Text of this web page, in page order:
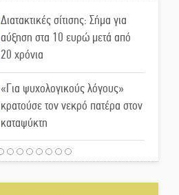
Διατακτικές σίτισης: Σήμα για
αύξηση στα 10 ευρώ μετά από
20 χρόνια
«Για ψυχολογικούς λόγους»
κρατούσε τον νεκρό πατέρα στον
καταψύκτη
Kastoras River Festival 2026: